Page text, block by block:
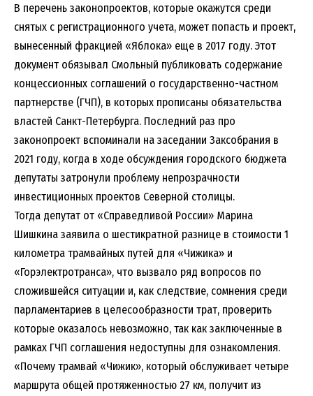
В перечень законопроектов, которые окажутся среди
снятых с регистрационного учета, может попасть и проект,
вынесенный фракцией «Яблока» еще в 2017 году. Этот
документ обязывал Смольный публиковать содержание
концессионных соглашений о государственно-частном
партнерстве (ГЧП), в которых прописаны обязательства
властей Санкт-Петербурга. Последний раз про
законопроект вспоминали на заседании Заксобрания в
2021 году, когда в ходе обсуждения городского бюджета
депутаты затронули проблему непрозрачности
инвестиционных проектов Северной столицы.
Тогда депутат от «Справедливой России» Марина
Шишкина заявила о шестикратной разнице в стоимости 1
километра трамвайных путей для «Чижика» и
«Горэлектротранса», что вызвало ряд вопросов по
сложившейся ситуации и, как следствие, сомнения среди
парламентариев в целесообразности трат, проверить
которые оказалось невозможно, так как заключенные в
рамках ГЧП соглашения недоступны для ознакомления.
«Почему трамвай «Чижик», который обслуживает четыре
маршрута общей протяженностью 27 км, получит из